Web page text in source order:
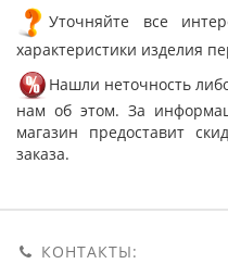
Уточняйте все
характеристики изделия
Нашли неточность
нам об этом. За
магазин предоставит
заказа.
КОНТАКТЫ: